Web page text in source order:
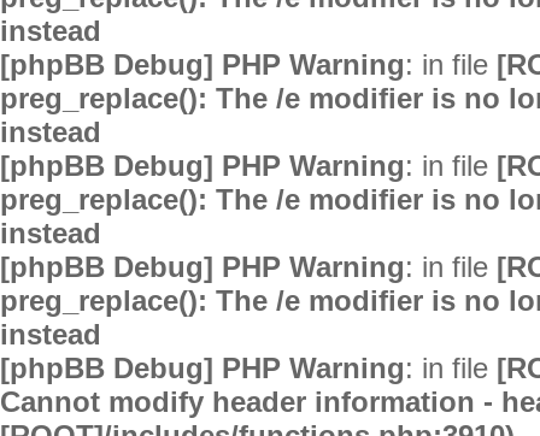
instead
[phpBB Debug] PHP Warning: in file
preg_replace(): The /e modifier is no
instead
[phpBB Debug] PHP Warning: in file
preg_replace(): The /e modifier is no
instead
[phpBB Debug] PHP Warning: in file
preg_replace(): The /e modifier is no
instead
[phpBB Debug] PHP Warning: in file
Cannot modify header information -